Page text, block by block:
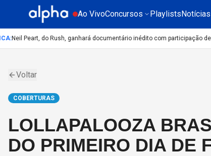
Ao VivoConcursos PlaylistsNotícias
:Neil Peart, do Rush, ganhará documentário inédito com participação de
Voltar
COBERTURAS
LOLLAPALOOZA
DO PRIMEIRO DIA DE